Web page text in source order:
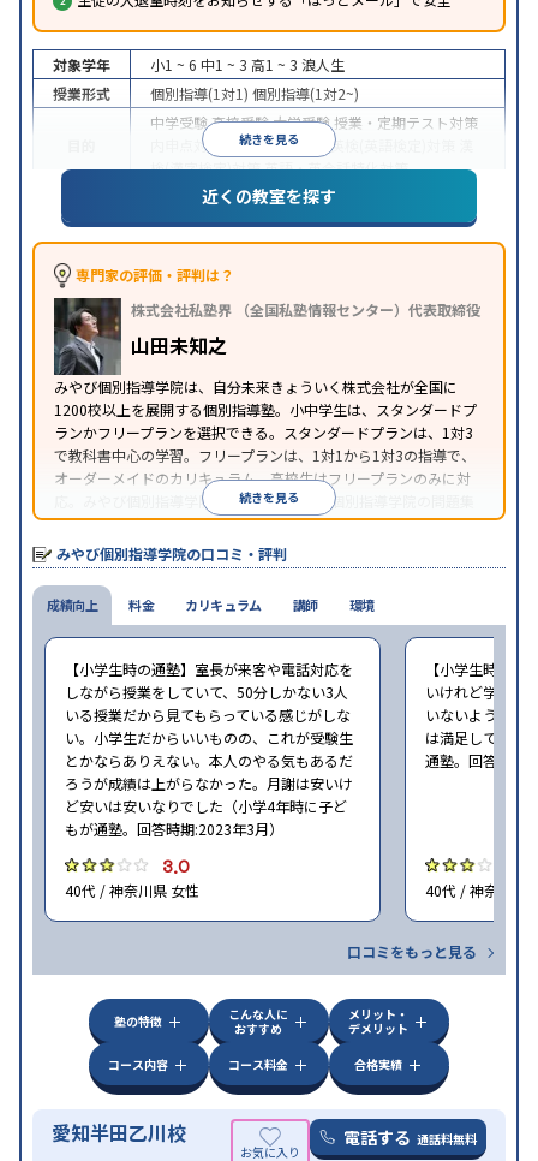
続きを見る
対象学年 小1 ~ 6 中1 ~ 3 高1 ~ 3 浪人生
授業形式
個別指導(1対1) 個別指導(1対2~)
中学受験高校受験大学受験 授業・定期テスト対策
内申点対策
学習習慣の定着 英検(英語検定)対策
検(漢字検定)対策英語・英会話特化対策
1科目から受講可能季節講習のみの受講可
※2023年3月調査。小学校高学年の個別指導塾アンケート調査方法を参
近くの教室を探す
専門家の評価・評判は？
株式会社私塾界 （全国私塾情報センター）代表取締役
山田未知之
みやび個別指導学院は、自分未来きょういく株式会社が全国に
1200校以上を展開する個別指導塾。小中学生は、スタンダードプ
ランかフリープランを選択できる。スタンダードプランは、1対3
で教科書中心の学習。フリープランは、1対1から1対3の指導で、
オーダーメイドのカリキュラム。高校生はフリープランのみに対
応。みやび個別指導学院では、系列のITTO個別指導学院の問題集
の購入や模試を受験できる。
続きを見る
みやび個別指導学院の口コミ・評判
成績向上
【小学生時の通塾】室長が来客や電話対応を
しながら授業をしていて、50分しかない3人
いる授業だから見てもらっている感じがしな
い。小学生だからいいものの、これが受験生
とかならありえない。本人のやる気もあるだ
ろうが成績は上がらなかった。月謝は安いけ
ど安いは安いなりでした（小学4年時に子ど
もが通塾。回答時期:2023年3月）
3.0
40代 / 神奈川県 女性
【小学生時の通
いけれど学校の
いないような部
は満足していま
通塾。回答時期
40代 / 神奈川県
口コミをもっと見る
料金 カリキュラム 講師 環境
塾の特徴
こんな人に
おすすめ
メリット・
デメリット
コース内容
コース料金 合格実績
愛知半田乙川校 電話する 通話料無料